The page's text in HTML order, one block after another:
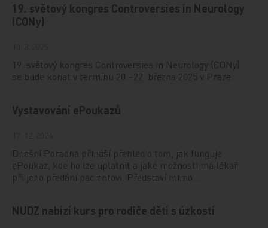
19. světový kongres Controversies in Neurology
(CONy)
19. světový kongres Controversies in Neurology (CONy)
se bude konat v termínu 20.–22. března 2025 v Praze.
Vystavování ePoukazů
Dnešní Poradna přináší přehled o tom, jak funguje
ePoukaz, kde ho lze uplatnit a jaké možnosti má lékař
při jeho předání pacientovi. Představí mimo…
NUDZ nabízí kurs pro rodiče dětí s úzkostí